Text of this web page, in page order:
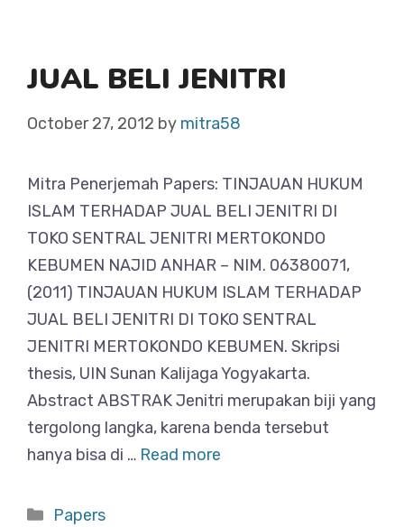
JUAL BELI JENITRI
October 27, 2012 by mitra58
Mitra Penerjemah Papers: TINJAUAN HUKUM
ISLAM TERHADAP JUAL BELI JENITRI DI
TOKO SENTRAL JENITRI MERTOKONDO
KEBUMEN NAJID ANHAR – NIM. 06380071,
(2011) TINJAUAN HUKUM ISLAM TERHADAP
JUAL BELI JENITRI DI TOKO SENTRAL
JENITRI MERTOKONDO KEBUMEN. Skripsi
thesis, UIN Sunan Kalijaga Yogyakarta.
Abstract ABSTRAK Jenitri merupakan biji yang
tergolong langka, karena benda tersebut
hanya bisa di … Read more
Categories
Papers